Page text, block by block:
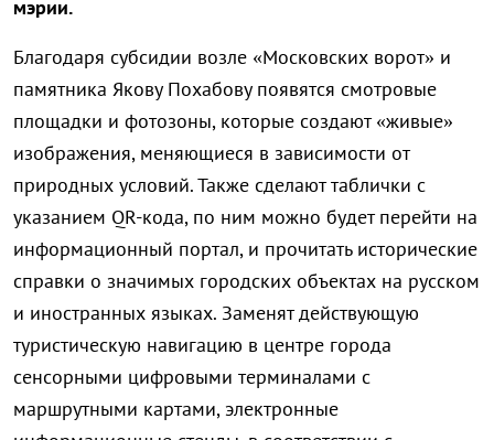
мэрии.
Благодаря субсидии возле «Московских ворот» и
памятника Якову Похабову появятся смотровые
площадки и фотозоны, которые создают «живые»
изображения, меняющиеся в зависимости от
природных условий. Также сделают таблички с
указанием QR-кода, по ним можно будет перейти на
информационный портал, и прочитать исторические
справки о значимых городских объектах на русском
и иностранных языках. Заменят действующую
туристическую навигацию в центре города
сенсорными цифровыми терминалами с
маршрутными картами, электронные